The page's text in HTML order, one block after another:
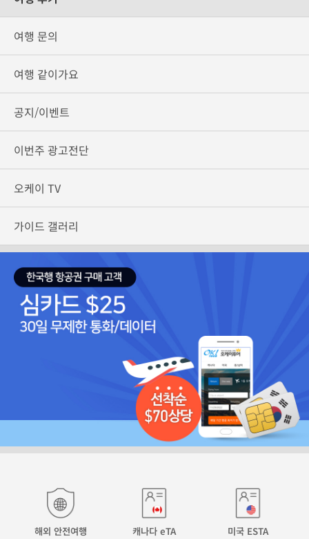
여행 문의
여행 같이가요
공지/이벤트
이번주 광고전단
오케이 TV
가이드 갤러리
해외 안전여행 캐나다 eTA 미국 ESTA